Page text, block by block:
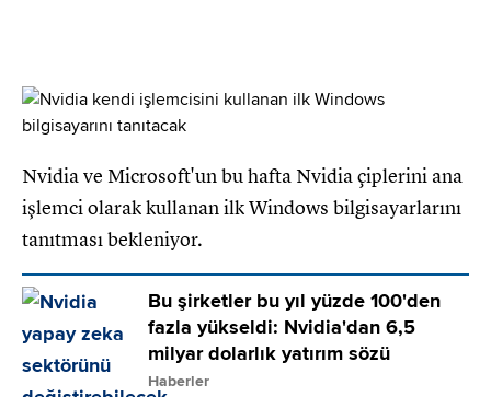
Nvidia ve Microsoft'un bu hafta Nvidia çiplerini ana
işlemci olarak kullanan ilk Windows bilgisayarlarını
tanıtması bekleniyor.
Bu şirketler bu yıl yüzde 100'den
fazla yükseldi: Nvidia'dan 6,5
milyar dolarlık yatırım sözü
Haberler